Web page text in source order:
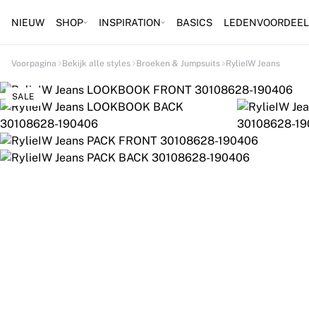
NIEUW SHOP INSPIRATION BASICS LEDENVOORDEEL
Voorpagina Bekijk alle styles Broeken & Jumpsuits RylieIW Jeans
SALE